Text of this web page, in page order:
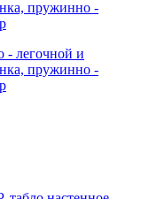
легочной и
пружинно -